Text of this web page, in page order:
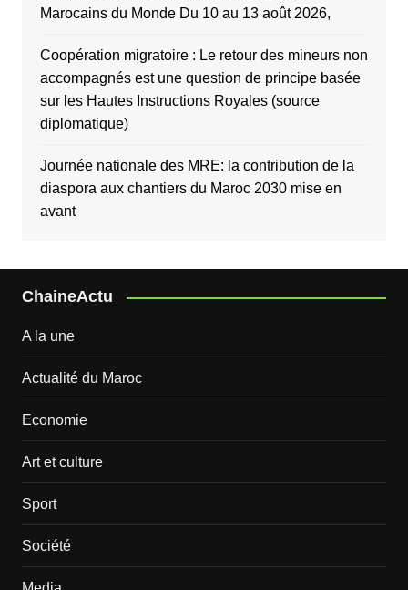
Marocains du Monde Du 10 au 13 août 2026,
Coopération migratoire : Le retour des mineurs non
accompagnés est une question de principe basée
sur les Hautes Instructions Royales (source
diplomatique)
Journée nationale des MRE: la contribution de la
diaspora aux chantiers du Maroc 2030 mise en
avant
ChaineActu
A la une
Actualité du Maroc
Economie
Art et culture
Sport
Société